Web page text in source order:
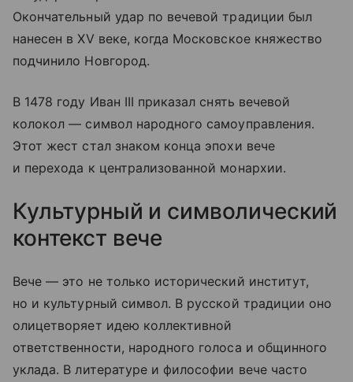
Окончательный удар по вечевой традиции был
нанесен в XV веке, когда Московское княжество
подчинило Новгород.
В 1478 году Иван III приказал снять вечевой
колокол — символ народного самоуправления.
Этот жест стал знаком конца эпохи вече
и перехода к централизованной монархии.
Культурный и символический
контекст вече
Вече — это не только исторический институт,
но и культурный символ. В русской традиции оно
олицетворяет идею коллективной
ответственности, народного голоса и общинного
уклада. В литературе и философии вече часто